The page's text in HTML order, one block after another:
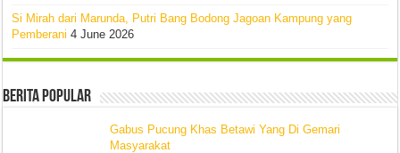
Si Mirah dari Marunda, Putri Bang Bodong Jagoan Kampung yang
Pemberani 4 June 2026
Berita Popular
Gabus Pucung Khas Betawi Yang Di Gemari
Masyarakat